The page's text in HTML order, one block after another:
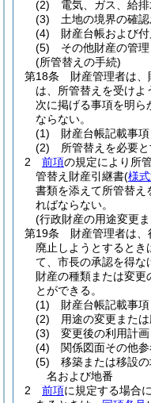
(2)
電気、ガス、給
(3)
土地の境界の確
(4)
財産台帳および
(5)
その他財産の管
(所管替えの手続)
第18条
財産管理者は
は、所管替えを受けよ
次に掲げる事項を明
ならない。
(1)
財産台帳記載事項
(2)
所管替えを必要
2
前項の規定により所
管替え財産引継書(様
書類を添えて所管替え
ればならない。
(行政財産の用途変更
第19条
財産管理者は、
廃止しようとするとき
て、市長の承認を得な
財産の種類または変更
とができる。
(1)
財産台帳記載事項
(2)
用途の変更また
(3)
変更後の利用計画
(4)
関係図面その他
(5)
移築または移設
名および地番
2
前項に規定する場合